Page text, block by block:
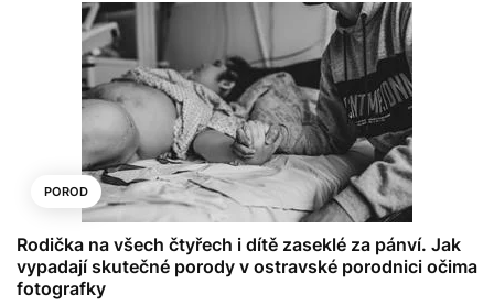
POROD
Rodička na všech čtyřech i dítě zaseklé za pánví. Jak
vypadají skutečné porody v ostravské porodnici očima
fotografky